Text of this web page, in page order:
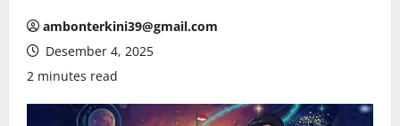
ambonterkini39@gmail.com
Desember 4, 2025
2 minutes read